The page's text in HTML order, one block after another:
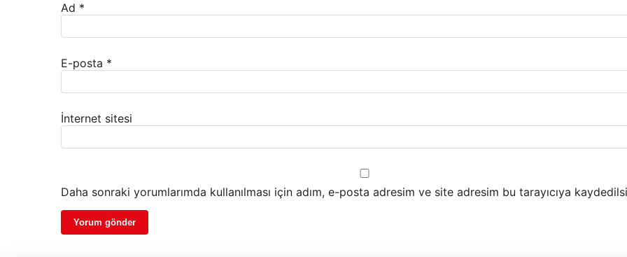
Ad *
E-posta *
İnternet sitesi
Daha sonraki yorumlarımda kullanılması için adım, e-posta adresim ve site adresim bu tarayıcıya